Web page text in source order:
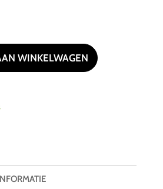
WINKELWAGEN